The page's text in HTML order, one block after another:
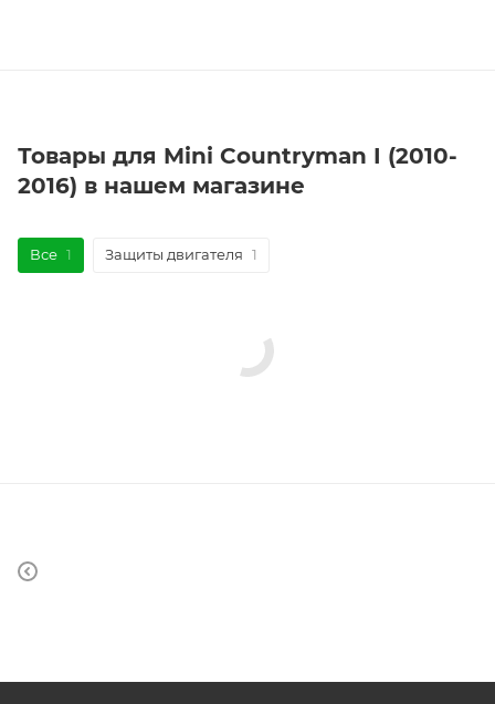
Товары для Mini Countryman I (2010-
2016) в нашем магазине
Все 1 Защиты двигателя 1